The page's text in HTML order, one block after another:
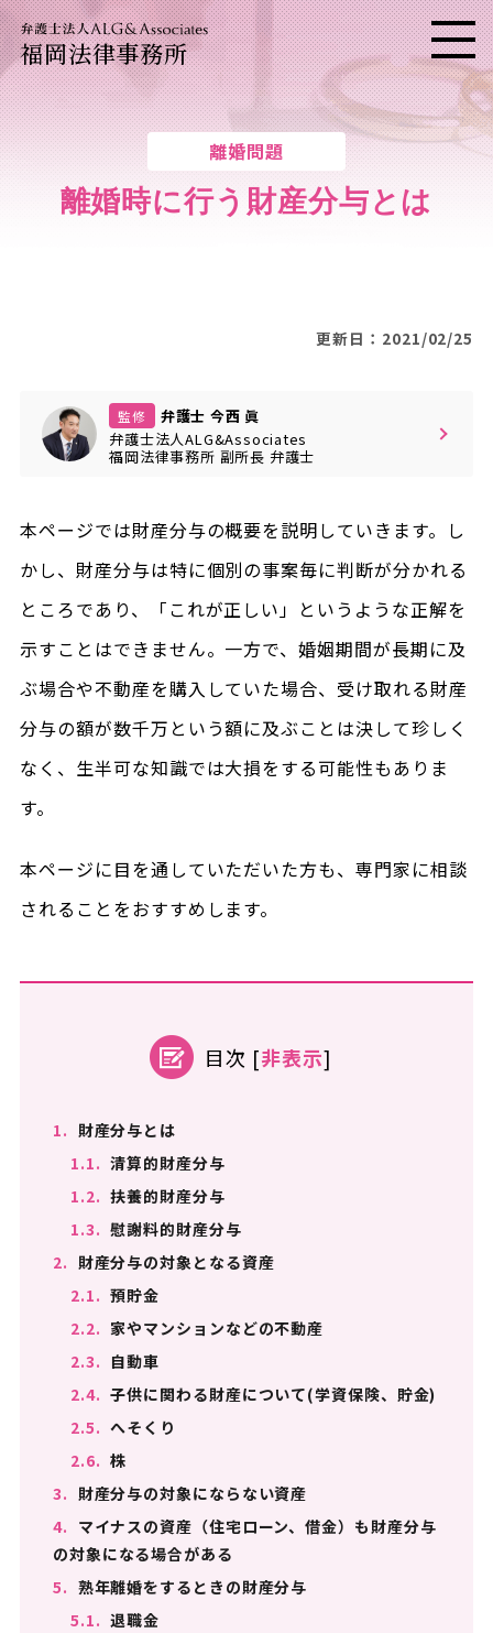
福岡法律事務所 メニ
離婚問題
離婚時に行う財産分与とは
更新日：2021/02/25
監修
弁護士 今西 眞
弁護士法人ALG&Associates
福岡法律事務所 副所長 弁護士
本ページでは財産分与の概要を説明していきます。し
かし、財産分与は特に個別の事案毎に判断が分かれる
ところであり、「これが正しい」というような正解を
示すことはできません。一方で、婚姻期間が長期に及
ぶ場合や不動産を購入していた場合、受け取れる財産
分与の額が数千万という額に及ぶことは決して珍しく
なく、生半可な知識では大損をする可能性もありま
す。
本ページに目を通していただいた方も、専門家に相談
されることをおすすめします。
目次 [非表示]
1. 財産分与とは
1.1. 清算的財産分与
1.2. 扶養的財産分与
1.3. 慰謝料的財産分与
2. 財産分与の対象となる資産
2.1. 預貯金
2.2. 家やマンションなどの不動産
2.3. 自動車
2.4. 子供に関わる財産について(学資保険、貯金)
2.5. へそくり
2.6. 株
3. 財産分与の対象にならない資産
4. マイナスの資産（住宅ローン、借金）も財産分与
の対象になる場合がある
5. 熟年離婚をするときの財産分与
5.1. 退職金